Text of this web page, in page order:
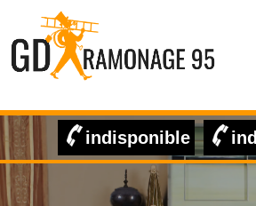
indisponible